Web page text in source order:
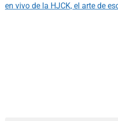
en vivo de la HJCK, el arte de